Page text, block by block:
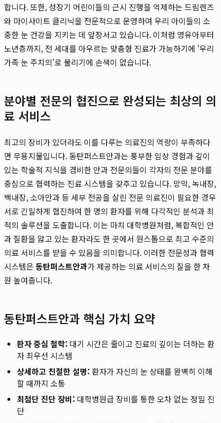
합니다. 또한, 성장기 어린이들의 근시 진행을 억제하는 드림렌즈
와 마이사이트 클리닉을 전문적으로 운영하여 우리 아이들의 소
중한 눈 건강을 지키는 데 앞장서고 있습니다. 이처럼 영유아부터
노년층까지, 전 세대를 아우르는 맞춤형 진료가 가능하기에 '우리
가족 눈 주치의'로 불리기에 손색이 없습니다.
분야별 전문의 협진으로 완성되는 최상의 의
료 서비스
최고의 장비가 있더라도 이를 다루는 의료진의 역량이 부족하다
면 무용지물입니다. 동탄퍼스트안과는 풍부한 임상 경험과 깊이
있는 학술적 지식을 겸비한 안과 전문의들이 각자의 전문 분야를
중심으로 협력하는 진료 시스템을 갖추고 있습니다. 망막, 녹내장,
백내장, 소아안과 등 세부 전공을 살린 전문 의료진이 필요한 경우
서로 긴밀하게 협진하여 한 명의 환자를 위해 다각적인 분석과 최
적의 솔루션을 도출합니다. 이는 마치 대학병원처럼, 복합적인 안
과 질환을 앓고 있는 환자라도 한 곳에서 원스톱으로 최고 수준의
의료 서비스를 받을 수 있음을 의미합니다. 이러한 전문성과 협력
시스템은 동탄퍼스트안과가 제공하는 의료 서비스의 질을 한 차
원 높여줍니다.
동탄퍼스트안과 핵심 가치 요약
환자 중심 철학: 대기 시간은 줄이고 진료의 깊이는 더하는 환
자 최우선 시스템
상세하고 친절한 설명: 환자가 자신의 눈 상태를 완벽히 이해
할 때까지 소통
최첨단 진단 장비: 대학병원급 장비를 통한 오차 없는 정밀 진
단